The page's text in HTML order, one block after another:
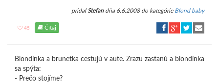
pridalStefandňa 6.6.2008 do kategórie Blond baby
45 Čítaj
Blondínka a brunetka cestujú v aute. Zrazu zastanú a blondínka
sa spýta:
- Prečo stojíme?